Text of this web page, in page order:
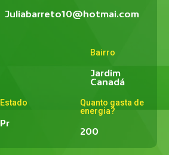
Juliabarreto10@hotmai.com
Bairro
Jardim
Canadá
Estado
Pr
Quanto gasta de
energia?
200